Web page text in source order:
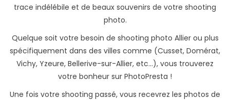
trace indélébile et de beaux souvenirs de votre shooting
photo.
Quelque soit votre besoin de shooting photo Allier ou plus
spécifiquement dans des villes comme (Cusset, Domérat,
Vichy, Yzeure, Bellerive-sur-Allier, etc...), vous trouverez
votre bonheur sur PhotoPresta !
Une fois votre shooting passé, vous recevrez les photos de